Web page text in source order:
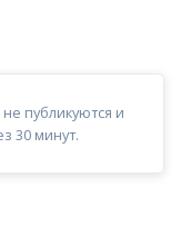
публикуются и
30 минут.